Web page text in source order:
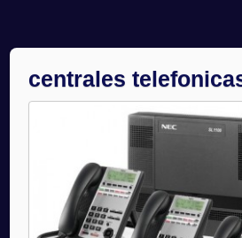
centrales